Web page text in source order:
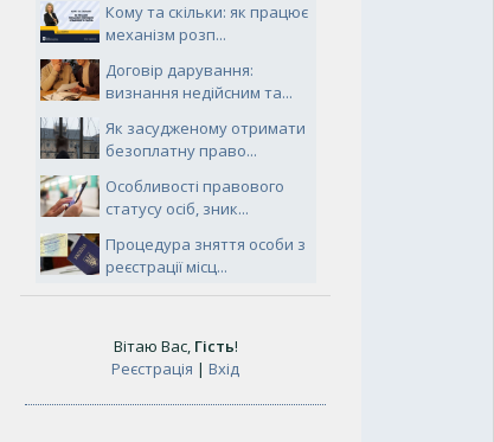
Кому та скільки: як працює
механізм розп...
Договір дарування:
визнання недійсним та...
Як засудженому отримати
безоплатну право...
Особливості правового
статусу осіб, зник...
Процедура зняття особи з
реєстрації місц...
Вітаю Вас, Гість!
Реєстрація | Вхід